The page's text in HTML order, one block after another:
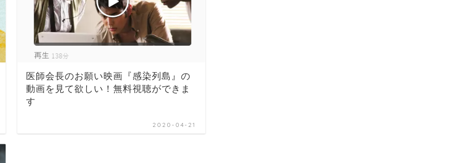
医師会長のお願い映画『感染列島』の
動画を見て欲しい！無料視聴ができま
す
2020-04-21